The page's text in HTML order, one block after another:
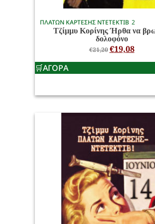
ΠΛΑΤΩΝ ΚΑΡΤΕΣΗΣ ΝΤΕΤΕΚΤΙΒ 2
Τζίμμυ Κορίνης Ήρθα να
δολοφόνο
€21,20 €19,08
ΑΓΟΡΑ